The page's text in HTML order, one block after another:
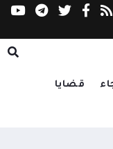
الحوثيون
قضايا